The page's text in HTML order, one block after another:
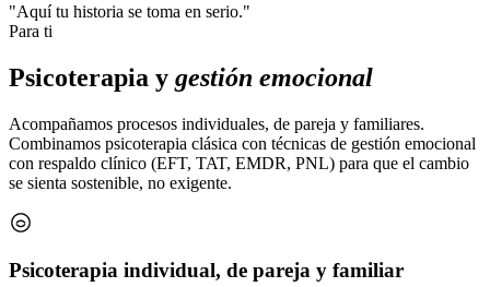
"Aquí tu historia se toma en serio."
Para ti
Psicoterapia y gestión emocional
Acompañamos procesos individuales, de pareja y familiares.
Combinamos psicoterapia clásica con técnicas de gestión emocional
con respaldo clínico (EFT, TAT, EMDR, PNL) para que el cambio
se sienta sostenible, no exigente.
Psicoterapia individual, de pareja y familiar